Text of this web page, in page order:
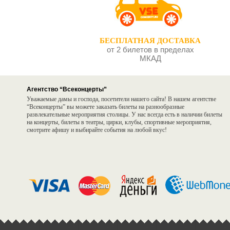
БЕСПЛАТНАЯ ДОСТАВКА
от 2 билетов в пределах
МКАД
Агентство “Всеконцерты”
Уважаемые дамы и господа, посетители нашего сайта! В нашем агентстве
“Всеконцерты” вы можете заказать билеты на разнообразные
развлекательные мероприятия столицы. У нас всегда есть в наличии билеты
на концерты, билеты в театры, цирки, клубы, спортивные мероприятия,
смотрите афишу и выбирайте события на любой вкус!